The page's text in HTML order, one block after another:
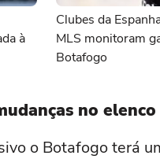
à
Clubes da
MLS monitoram
Botafogo
no elenco
o Botafogo terá